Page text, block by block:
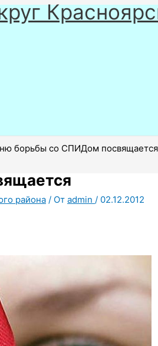
борьбы со СПИДом посвящается
района / От admin / 02.12.2012